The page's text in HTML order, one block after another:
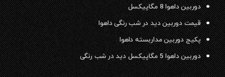
دوربین داهوا 8 مگاپیکسل
قیمت دوربین دید در شب رنگی داهوا
پکیج دوربین مداربسته داهوا
دوربین داهوا 5 مگاپیکسل دید در شب رنگی